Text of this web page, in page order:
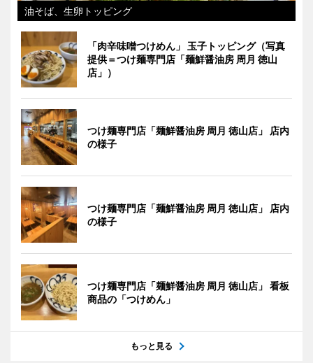
油そば、生卵トッピング
「肉辛味噌つけめん」 玉子トッピング（写真
提供＝つけ麺専門店「麺鮮醤油房 周月 徳山
店」）
つけ麺専門店「麺鮮醤油房 周月 徳山店」 店内
の様子
つけ麺専門店「麺鮮醤油房 周月 徳山店」 店内
の様子
つけ麺専門店「麺鮮醤油房 周月 徳山店」 看板
商品の「つけめん」
もっと見る